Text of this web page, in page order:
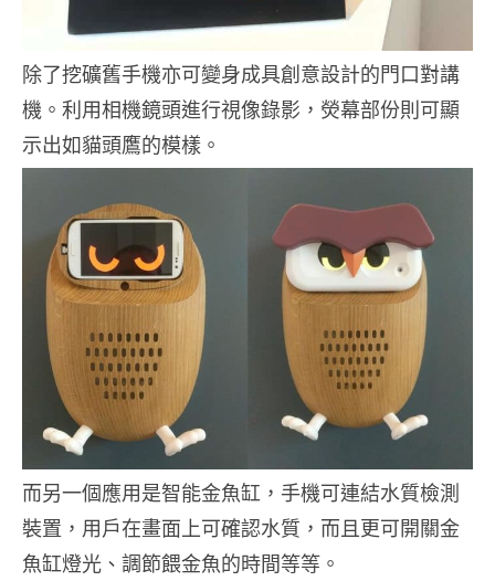
除了挖礦舊手機亦可變身成具創意設計的門口對講
機。利用相機鏡頭進行視像錄影，熒幕部份則可顯
示出如貓頭鷹的模樣。
而另一個應用是智能金魚缸，手機可連結水質檢測
裝置，用戶在畫面上可確認水質，而且更可開關金
魚缸燈光、調節餵金魚的時間等等。